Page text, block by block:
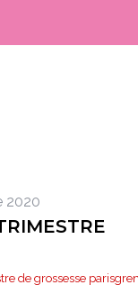
2020